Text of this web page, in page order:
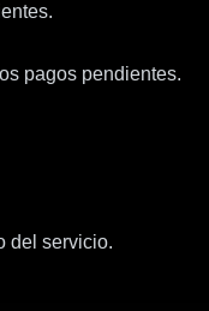
pagos pendientes.
del servicio.